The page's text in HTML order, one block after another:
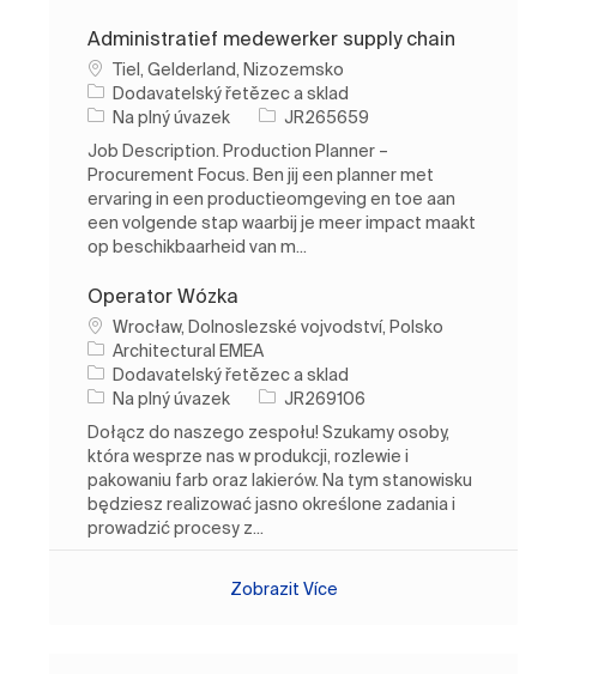
Administratief medewerker supply chain
Umístění
Tiel, Gelderland, Nizozemsko
Kategorie
Dodavatelský řetězec a sklad
Typ úlohy
Na plný úvazek ID úlohy
JR265659
Job Description. Production Planner –
Procurement Focus. Ben jij een planner met
ervaring in een productieomgeving en toe aan
een volgende stap waarbij je meer impact maakt
op beschikbaarheid van m...
Operator Wózka
Umístění
Wrocław, Dolnoslezské vojvodství, Polsko
Architectural EMEA
Kategorie
Dodavatelský řetězec a sklad
Typ úlohy
Na plný úvazek ID úlohy
JR269106
Dołącz do naszego zespołu! Szukamy osoby,
która wesprze nas w produkcji, rozlewie i
pakowaniu farb oraz lakierów. Na tym stanowisku
będziesz realizować jasno określone zadania i
prowadzić procesy z...
Zobrazit Více